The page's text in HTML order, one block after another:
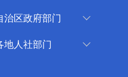
治区政府部门
审计厅
地人社部门